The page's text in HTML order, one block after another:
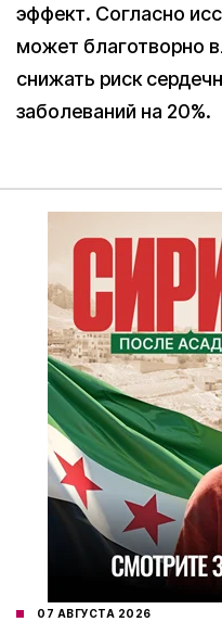
эффект. Согласно
может благотворно
снижать риск
заболеваний на 20%.
07 АВГУСТА 2026